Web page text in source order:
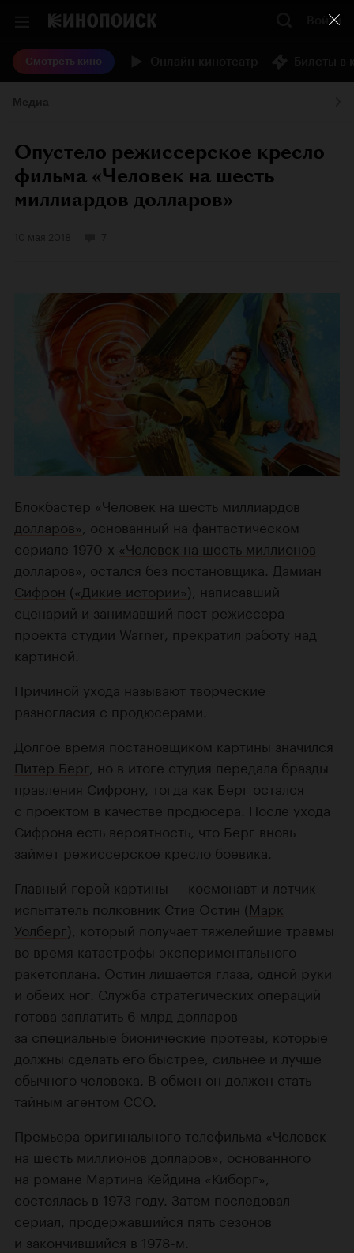
Войти
Смотреть кино
Опустело режиссерское кресло
фильма «Человек на шесть
миллиардов долларов»
Блокбастер «Человек на шесть миллиардов
долларов» , основанный на фантастическом
сериале 1970-х «Человек на шесть миллионов
долларов» , остался без постановщика. Дамиан
Сифрон («Дикие истории»), написавший
сценарий и занимавший пост режиссера
проекта студии Warner, прекратил работу над
картиной.
Причиной ухода называют творческие
разногласия с продюсерами.
Долгое время постановщиком картины значился
Питер Берг , но в итоге студия передала бразды
правления Сифрону, тогда как Берг остался
с проектом в качестве продюсера. После ухода
Сифрона есть вероятность, что Берг вновь
займет режиссерское кресло боевика.
Главный герой картины — космонавт и летчик-
испытатель полковник Стив Остин (Марк
Уолберг), который получает тяжелейшие травмы
во время катастрофы экспериментального
ракетоплана. Остин лишается глаза, одной руки
и обеих ног. Служба стратегических операций
готова заплатить 6 млрд долларов
за специальные бионические протезы, которые
должны сделать его быстрее, сильнее и лучше
обычного человека. В обмен он должен стать
тайным агентом ССО.
Премьера оригинального телефильма «Человек
на шесть миллионов долларов», основанного
на романе Мартина Кейдина «Киборг»,
состоялась в 1973 году. Затем последовал
сериал , продержавшийся пять сезонов
и закончившийся в 1978-м.